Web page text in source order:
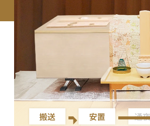
搬送 安置 通